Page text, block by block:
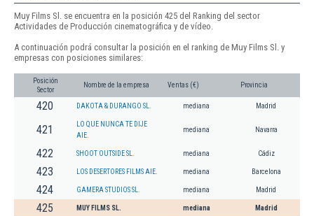
Muy Films Sl. se encuentra en la posición 425 del Ranking del sector
Actividades de Producción cinematográfica y de vídeo.
A continuación podrá consultar la posición en el ranking de Muy Films Sl. y
empresas con posiciones similares:
Posición
Sector
Nombre de la empresa Ventas (€) Provincia
420 DAKOTA & DURANGO SL. mediana Madrid
421
LO QUE NUNCA TE DIJE
AIE.
mediana Navarra
422 SHOOT OUTSIDE SL. mediana Cádiz
423 LOS DESERTORES FILMS AIE. mediana Barcelona
424 GAMERA STUDIOS SL. mediana Madrid
425 MUY FILMS SL. mediana Madrid